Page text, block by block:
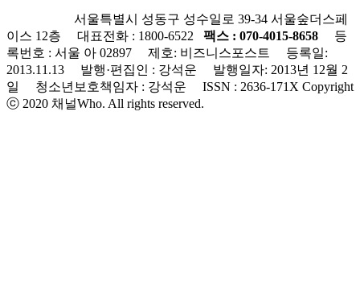
서울특별시 성동구 성수일로 39-34 서울숲더스페
이스 12층 대표전화 : 1800-6522 팩스 : 070-4015-8658 등
록번호 : 서울 아 02897 제호: 비즈니스포스트 등록일:
2013.11.13 발행·편집인 : 강석운 발행일자: 2013년 12월 2
일 청소년보호책임자 : 강석운 ISSN : 2636-171X Copyright
ⓒ 2020 채널Who. All rights reserved.